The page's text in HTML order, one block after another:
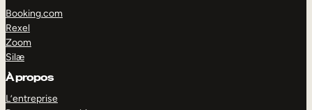
Booking.com
Rexel
Zoom
Silæ
À propos
L’entreprise